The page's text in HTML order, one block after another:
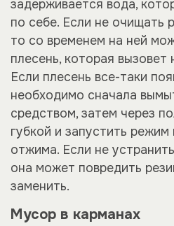
задерживается вода,
по себе. Если не очищать
то со временем на ней
плесень, которая вызовет
Если плесень все-таки
необходимо сначала
средством, затем через
губкой и запустить режим
отжима. Если не
она может повредить
заменить.
Мусор в карманах